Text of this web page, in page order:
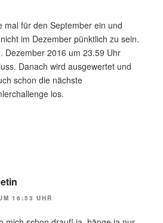
mal für den September ein und
im Dezember pünktlich zu sein.
Dezember 2016 um 23.59 Uhr
Danach wird ausgewertet und
schon die nächste
los.
16:53 UHR